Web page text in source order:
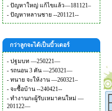
- ปัญหาใหญ่ แก้ไขแล้ว—181121–
- ปัญหาหลานชาย --201121--
กว่าลูกจะได้เป็นบิ้วเดอร์
- ปฐมบท —250221—
- รถนอน 3 คัน —250321—
- ทนาย จะให้งาน —260321–
- จะซื้อบ้าน --240421--
- ทำงานกะผู้รับเหมาคนใหม่ —
201122—